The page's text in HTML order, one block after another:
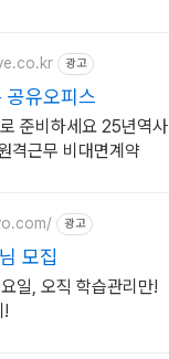
광고
공유오피스
준비하세요 25년역사
격근무 비대면계약
광고
모집
일, 오직 학습관리만!
!